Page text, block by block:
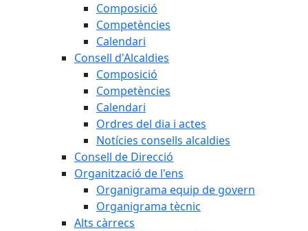
Composició
Competències
Calendari
Consell d'Alcaldies
Composició
Competències
Calendari
Ordres del dia i actes
Notícies consells alcaldies
Consell de Direcció
Organització de l'ens
Organigrama equip de govern
Organigrama tècnic
Alts càrrecs